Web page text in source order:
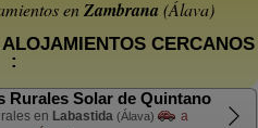
enZambrana (Álava)
CERCANOS
:
Rurales Solar de Quintano
en Labastida (Álava)
a